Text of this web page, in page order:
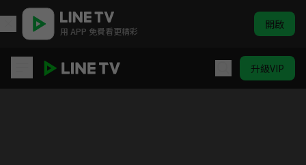
用 APP 免費看更精彩 開啟
升級VIP